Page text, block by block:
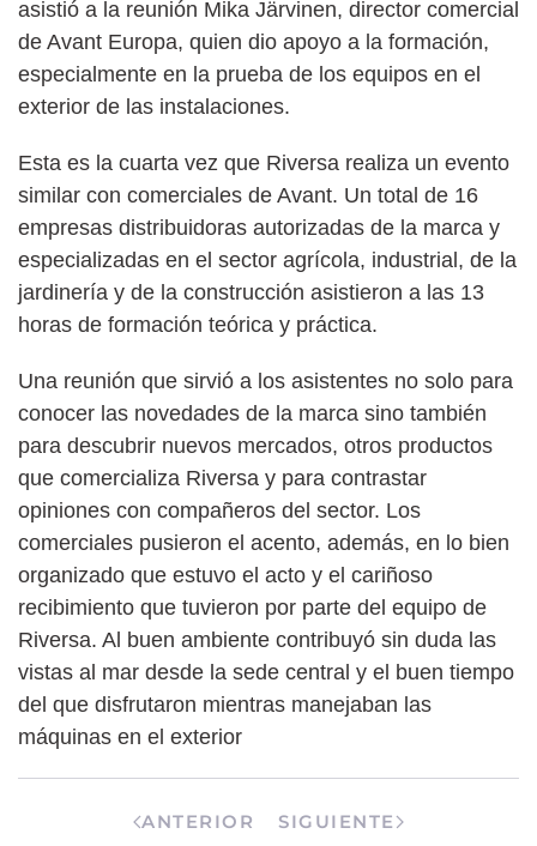
asistió a la reunión Mika Järvinen, director comercial
de Avant Europa, quien dio apoyo a la formación,
especialmente en la prueba de los equipos en el
exterior de las instalaciones.
Esta es la cuarta vez que Riversa realiza un evento
similar con comerciales de Avant. Un total de 16
empresas distribuidoras autorizadas de la marca y
especializadas en el sector agrícola, industrial, de la
jardinería y de la construcción asistieron a las 13
horas de formación teórica y práctica.
Una reunión que sirvió a los asistentes no solo para
conocer las novedades de la marca sino también
para descubrir nuevos mercados, otros productos
que comercializa Riversa y para contrastar
opiniones con compañeros del sector. Los
comerciales pusieron el acento, además, en lo bien
organizado que estuvo el acto y el cariñoso
recibimiento que tuvieron por parte del equipo de
Riversa. Al buen ambiente contribuyó sin duda las
vistas al mar desde la sede central y el buen tiempo
del que disfrutaron mientras manejaban las
máquinas en el exterior
ANTERIOR SIGUIENTE